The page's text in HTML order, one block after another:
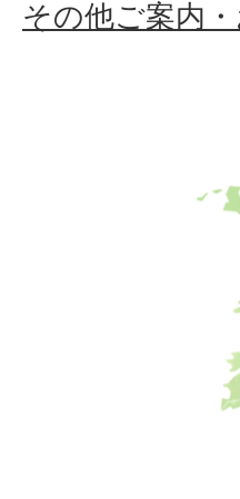
その他ご案内